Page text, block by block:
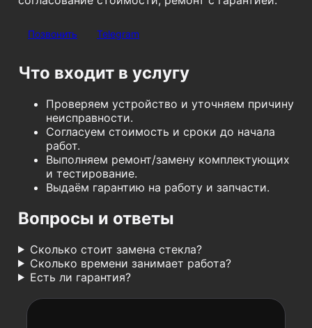
Позвонить Telegram
Что входит в услугу
Проверяем устройство и уточняем причину
неисправности.
Согласуем стоимость и сроки до начала
работ.
Выполняем ремонт/замену комплектующих
и тестирование.
Выдаём гарантию на работу и запчасти.
Вопросы и ответы
Сколько стоит замена стекла?
Сколько времени занимает работа?
Есть ли гарантия?